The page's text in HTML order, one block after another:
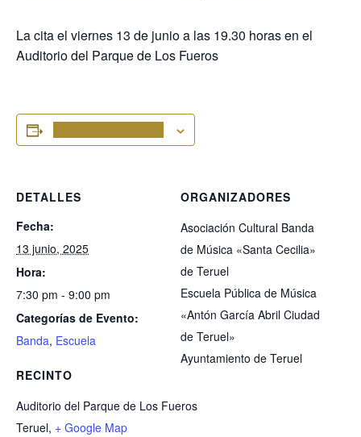
La cita el viernes 13 de junio a las 19.30 horas en el
Auditorio del Parque de Los Fueros
DETALLES
Fecha:
13 junio, 2025
Hora:
7:30 pm - 9:00 pm
Categorías de Evento:
Banda, Escuela
RECINTO
Auditorio del Parque de Los Fueros
Teruel, + Google Map
ORGANIZADORES
Asociación Cultural Banda
de Música «Santa Cecilia»
de Teruel
Escuela Pública de Música
«Antón García Abril Ciudad
de Teruel»
Ayuntamiento de Teruel